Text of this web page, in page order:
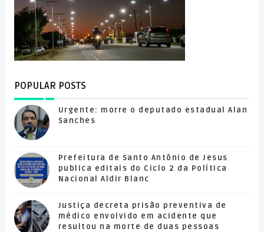
POPULAR POSTS
Urgente: morre o deputado estadual Alan
Sanches
Prefeitura de Santo Antônio de Jesus
publica editais do Ciclo 2 da Política
Nacional Aldir Blanc
Justiça decreta prisão preventiva de
médico envolvido em acidente que
resultou na morte de duas pessoas